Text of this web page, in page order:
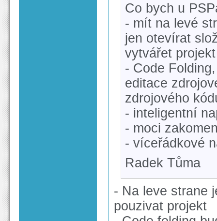
Co bych u
- mít na levé
jen otevírat
vytvářet projekt
- Code
editace
zdrojového
- inteligentní
- moci
- víceřádkové
Radek Tůma
- Na leve strane
pouzivat projekt